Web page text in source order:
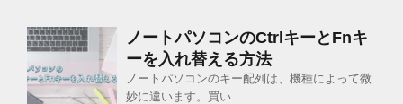
ノートパソコンのCtrlキーとFnキ
ーを入れ替える方法
ノートパソコンのキー配列は、機種によって微
妙に違います。買い